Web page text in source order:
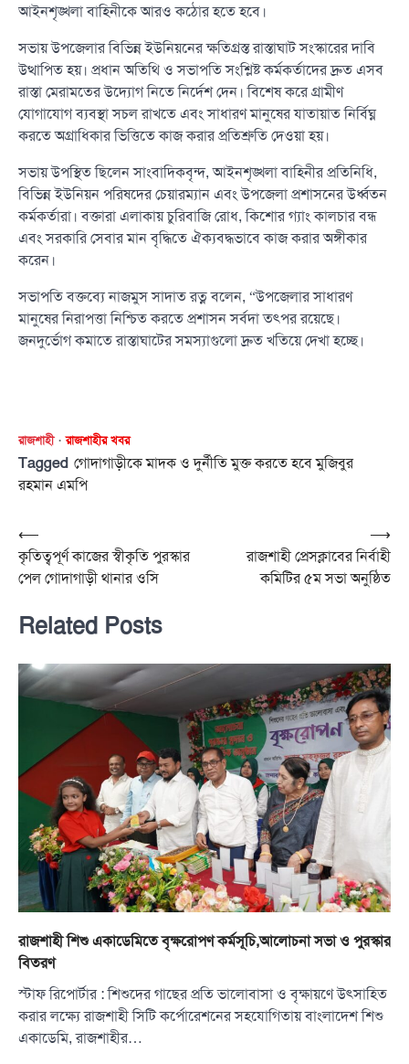
আইনশৃঙ্খলা বাহিনীকে আরও কঠোর হতে হবে।
সভায় উপজেলার বিভিন্ন ইউনিয়নের ক্ষতিগ্রস্ত রাস্তাঘাট সংস্কারের দাবি
উত্থাপিত হয়। প্রধান অতিথি ও সভাপতি সংশ্লিষ্ট কর্মকর্তাদের দ্রুত এসব
রাস্তা মেরামতের উদ্যোগ নিতে নির্দেশ দেন। বিশেষ করে গ্রামীণ
যোগাযোগ ব্যবস্থা সচল রাখতে এবং সাধারণ মানুষের যাতায়াত নির্বিঘ্ন
করতে অগ্রাধিকার ভিত্তিতে কাজ করার প্রতিশ্রুতি দেওয়া হয়।
সভায় উপস্থিত ছিলেন সাংবাদিকবৃন্দ, আইনশৃঙ্খলা বাহিনীর প্রতিনিধি,
বিভিন্ন ইউনিয়ন পরিষদের চেয়ারম্যান এবং উপজেলা প্রশাসনের উর্ধ্বতন
কর্মকর্তারা। বক্তারা এলাকায় চুরিবাজি রোধ, কিশোর গ্যাং কালচার বন্ধ
এবং সরকারি সেবার মান বৃদ্ধিতে ঐক্যবদ্ধভাবে কাজ করার অঙ্গীকার
করেন।
সভাপতি বক্তব্যে নাজমুস সাদাত রত্ন বলেন, “উপজেলার সাধারণ
মানুষের নিরাপত্তা নিশ্চিত করতে প্রশাসন সর্বদা তৎপর রয়েছে।
জনদুর্ভোগ কমাতে রাস্তাঘাটের সমস্যাগুলো দ্রুত খতিয়ে দেখা হচ্ছে।
রাজশাহী রাজশাহীর খবর
Tagged গোদাগাড়ীকে মাদক ও দুর্নীতি মুক্ত করতে হবে মুজিবুর
রহমান এমপি
Post
navigation
⟵
কৃতিত্বপূর্ণ কাজের স্বীকৃতি পুরস্কার
পেল গোদাগাড়ী থানার ওসি
রাজশাহী প্রেসক্লাবের নির্বাহী
কমিটির ৫ম সভা অনুষ্ঠিত
⟶
Related Posts
রাজশাহী শিশু একাডেমিতে বৃক্ষরোপণ কর্মসূচি,আলোচনা সভা ও পুরস্কার
বিতরণ
স্টাফ রিপোর্টার : শিশুদের গাছের প্রতি ভালোবাসা ও বৃক্ষায়ণে উৎসাহিত
করার লক্ষ্যে রাজশাহী সিটি কর্পোরেশনের সহযোগিতায় বাংলাদেশ শিশু
একাডেমি, রাজশাহীর…